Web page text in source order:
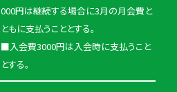
000円は継続する場合に3月の月会費と
ともに支払うこととする。
■入会費3000円は入会時に支払うこと
とする。